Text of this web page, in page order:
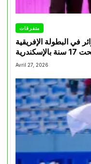
متفرقات
في البطولة الإفريقية
Avril 27, 2026